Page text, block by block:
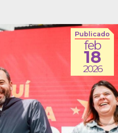
Publicado
feb
18
2026